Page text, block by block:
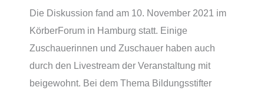
Die Diskussion fand am 10. November 2021 im
KörberForum in Hamburg statt. Einige
Zuschauerinnen und Zuschauer haben auch
durch den Livestream der Veranstaltung mit
beigewohnt. Bei dem Thema Bildungsstifter